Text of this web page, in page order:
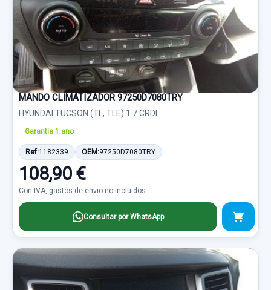
MANDO CLIMATIZADOR 97250D7080TRY
HYUNDAI TUCSON (TL, TLE) 1.7 CRDI
Garantia 1 ano
Ref:1182339 OEM:97250D7080TRY
108,90 €
Con IVA, gastos de envio no incluidos.
Consultar por WhatsApp